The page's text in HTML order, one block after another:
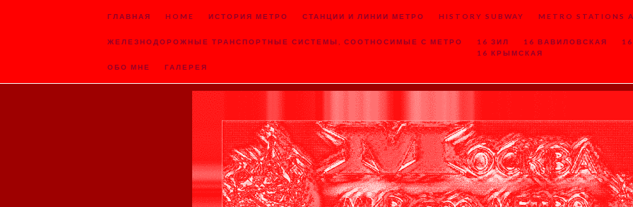
ГЛАВНАЯ HOME ИСТОРИЯ МЕТРО СТАНЦИИ И ЛИНИИ МЕТРО HISTORY SUBWAY METRO STATIONS
ЖЕЛЕЗНОДОРОЖНЫЕ ТРАНСПОРТНЫЕ СИСТЕМЫ, СООТНОСИМЫЕ С МЕТРО 16 ЗИЛ 16 ВАВИЛОВСКАЯ
16 КРЫМСКАЯ
ОБО МНЕ
ГАЛЕРЕЯ